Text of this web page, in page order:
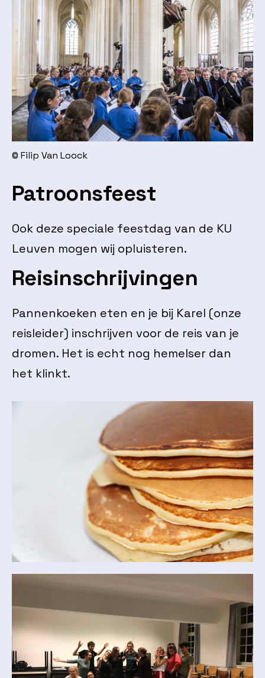
© Filip Van Loock
Patroonsfeest
Ook deze speciale feestdag van de KU
Leuven mogen wij opluisteren.
Reisinschrijvingen
Pannenkoeken eten en je bij Karel (onze
reisleider) inschrijven voor de reis van je
dromen. Het is echt nog hemelser dan
het klinkt.